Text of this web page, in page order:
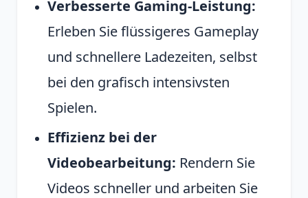
Verbesserte Gaming-Leistung:
Erleben Sie flüssigeres Gameplay
und schnellere Ladezeiten, selbst
bei den grafisch intensivsten
Spielen.
Effizienz bei der
Videobearbeitung: Rendern Sie
Videos schneller und arbeiten Sie